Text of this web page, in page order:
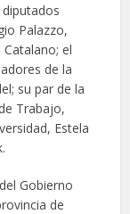
Palazzo,
el
de la
su par de la
Trabajo,
Estela
Gobierno
de